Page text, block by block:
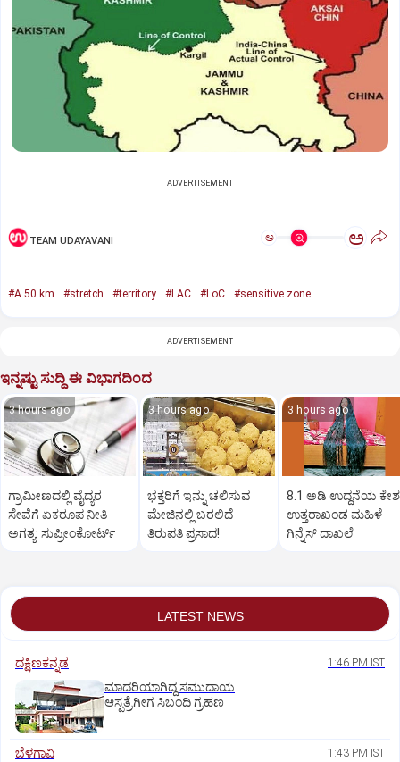
ADVERTISEMENT
TEAM UDAYAVANI ಅ ಅ
#A 50 km #stretch #territory #LAC #LoC #sensitive zone
ADVERTISEMENT
ಇನ್ನಷ್ಟು ಸುದ್ದಿ ಈ ವಿಭಾಗದಿಂದ
3 hours ago
ಗ್ರಾಮೀಣದಲ್ಲಿ ವೈದ್ಯರ
ಸೇವೆಗೆ ಏಕರೂಪ ನೀತಿ
ಅಗತ್ಯ: ಸುಪ್ರೀಂಕೋರ್ಟ್‌
3 hours ago
ಭಕ್ತರಿಗೆ ಇನ್ನು ಚಲಿಸುವ
ಮೇಜಿನಲ್ಲಿ ಬರಲಿದೆ
ತಿರುಪತಿ ಪ್ರಸಾದ!
3 hours ago
8.1 ಅಡಿ ಉದ್ದನೆಯ
ಉತ್ತರಾಖಂಡ ಮಹಿಳೆ
ಗಿನ್ನೆಸ್‌ ದಾಖಲೆ
LATEST NEWS
ದಕ್ಷಿಣಕನ್ನಡ 1:46 PM IST
ಮಾದರಿಯಾಗಿದ್ದ ಸಮುದಾಯ
ಆಸ್ಪತ್ರೆಗೀಗ ಸಿಬಂದಿ ಗ್ರಹಣ
ಬೆಳಗಾವಿ 1:43 PM IST